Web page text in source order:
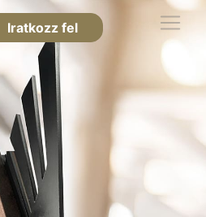
Iratkozz fel